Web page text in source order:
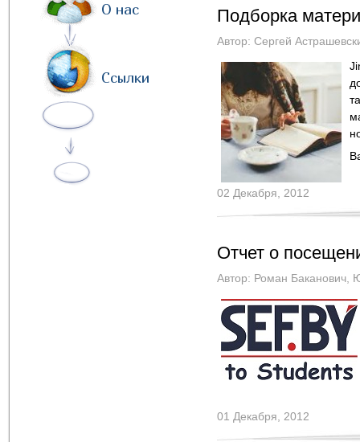
О нас
Ссылки
Подборка
Автор: Сергей
02 Декабря, 2012
Отчет о
Автор: Роман Баканович
01 Декабря, 2012